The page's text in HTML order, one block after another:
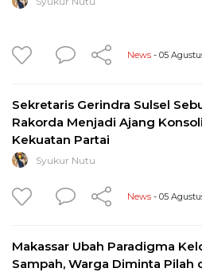
News - 05
Sekretaris Gerindra Sulsel
Rakorda Menjadi Ajang
Kekuatan Partai
Syukur Nutu
News - 05
Makassar Ubah Paradigma
Sampah, Warga Diminta Pilah